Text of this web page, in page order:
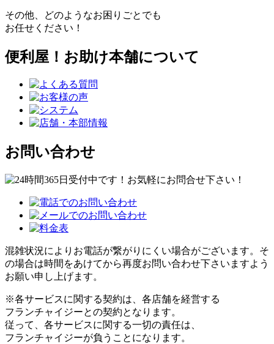
その他、どのようなお困りごとでも
お任せください！
便利屋！お助け本舗について
お問い合わせ
混雑状況によりお電話が繋がりにくい場合がございます。そ
の場合は時間をあけてから再度お問い合わせ下さいますよう
お願い申し上げます。
※各サービスに関する契約は、各店舗を経営する
フランチャイジーとの契約となります。
従って、各サービスに関する一切の責任は、
フランチャイジーが負うことになります。